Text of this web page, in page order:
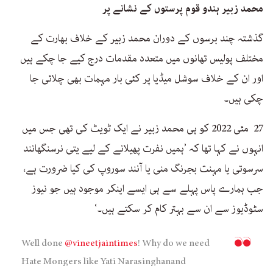
محمد زبیر ہندو قوم پرستوں کے نشانے پر
گذشتہ چند برسوں کے دوران محمد زبیر کے خلاف بھارت کے
مختلف پولیس تھانوں میں متعدد مقدمات درج کیے جا چکے ہیں
اور ان کے خلاف سوشل میڈیا پر کئی بار مہمات بھی چلائی جا
چکی ہیں۔
27 مئی 2022 کو ہی محمد زبیر نے ایک ٹویٹ کی تھی جس میں
انہوں نے کہا تھا کہ ’ہمیں نفرت پھیلانے کے لیے یتی نرسنگھانند
سرسوتی یا مہنت بجرنگ منی یا آنند سوروپ کی کیا ضرورت ہے،
جب ہمارے پاس پہلے سے ہی ایسے اینکر موجود ہیں جو نیوز
سٹوڈیوز سے ان سے بہتر کام کر سکتے ہیں۔‘
Well done @vineetjaintimes! Why do we need
Hate Mongers like Yati Narasinghanand